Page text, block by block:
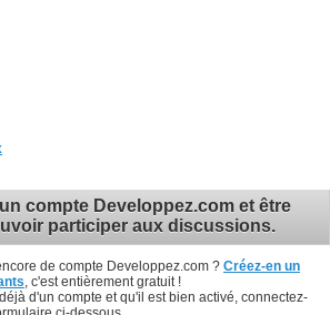
compte Developpez.com et être
participer aux discussions.
de compte Developpez.com ? Créez-en un
, c'est entièrement gratuit !
d'un compte et qu'il est bien activé, connectez-